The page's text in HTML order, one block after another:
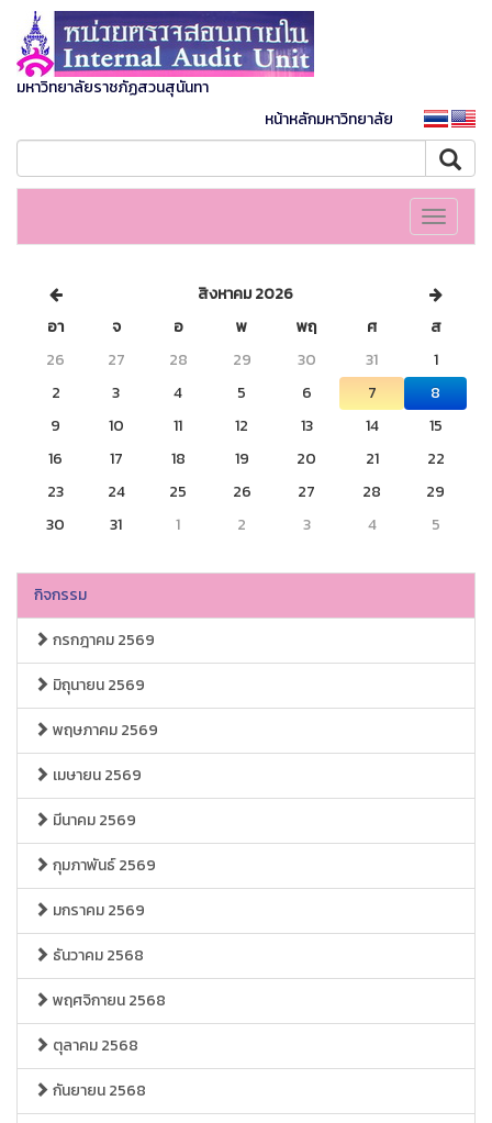
มหาวิทยาลัยราชภัฏสวนสุนันทา
หน้าหลักมหาวิทยาลัย
Toggle
สิงหาคม 2026
อา
จ อ พ พฤ ศ
ส
26
27 28 29 30 31
1
2
3 4 5 6 7
8
9
10 11 12 13 14
15
16
17 18 19 20 21
22
23
24 25 26 27 28
29
30
31 1 2 3 4 5
กิจกรรม
กรกฎาคม 2569
มิถุนายน 2569
พฤษภาคม 2569
เมษายน 2569
มีนาคม 2569
กุมภาพันธ์ 2569
มกราคม 2569
ธันวาคม 2568
พฤศจิกายน 2568
ตุลาคม 2568
กันยายน 2568